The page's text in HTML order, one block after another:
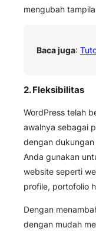
mengubah
Baca juga:
2. Fleksibilitas
WordPress telah
awalnya sebagai
dengan dukungan
Anda gunakan
website seperti
profile, portofolio
Dengan
dengan mudah